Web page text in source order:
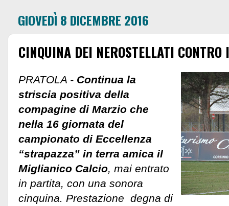
GIOVEDÌ 8 DICEMBRE 2016
CINQUINA DEI NEROSTELLATI
PRATOLA - Continua la
striscia positiva della
compagine di Marzio che
nella 16 giornata del
campionato di Eccellenza
“strapazza” in terra amica il
Miglianico Calcio , mai entrato
in partita, con una sonora
cinquina. Prestazione degna di